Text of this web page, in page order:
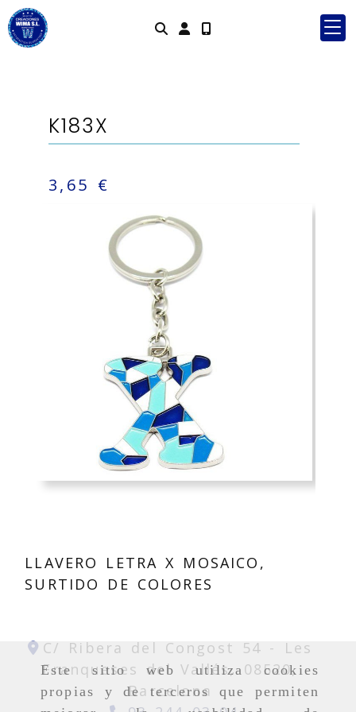
Este sitio web utiliza cookies
propias y de terceros que permiten
Identifícate
K183X
3,65 €
LLAVERO LETRA X MOSAICO,
SURTIDO DE COLORES
C/ Ribera del Congost 54 -
Les
Franqueses del Vallés, 08520,
Barcelona